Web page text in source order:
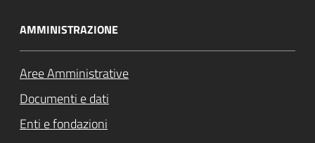
AMMINISTRAZIONE
Aree Amministrative
Documenti e dati
Enti e fondazioni